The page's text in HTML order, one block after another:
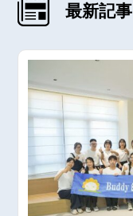
最新記事